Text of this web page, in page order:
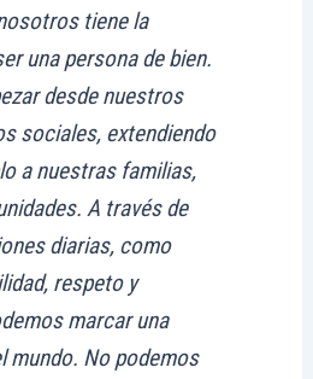
tiene la
una persona de bien.
desde nuestros
sociales, extendiendo
a nuestras familias,
A través de
diarias, como
respeto y
marcar una
mundo. No podemos